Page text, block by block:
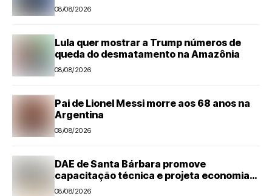
08/08/2026
Lula quer mostrar a Trump números de
queda do desmatamento na Amazônia
08/08/2026
Pai de Lionel Messi morre aos 68 anos na
Argentina
08/08/2026
DAE de Santa Bárbara promove
capacitação técnica e projeta economia
anual de mais de R$ 300 mil com eficiência
08/08/2026